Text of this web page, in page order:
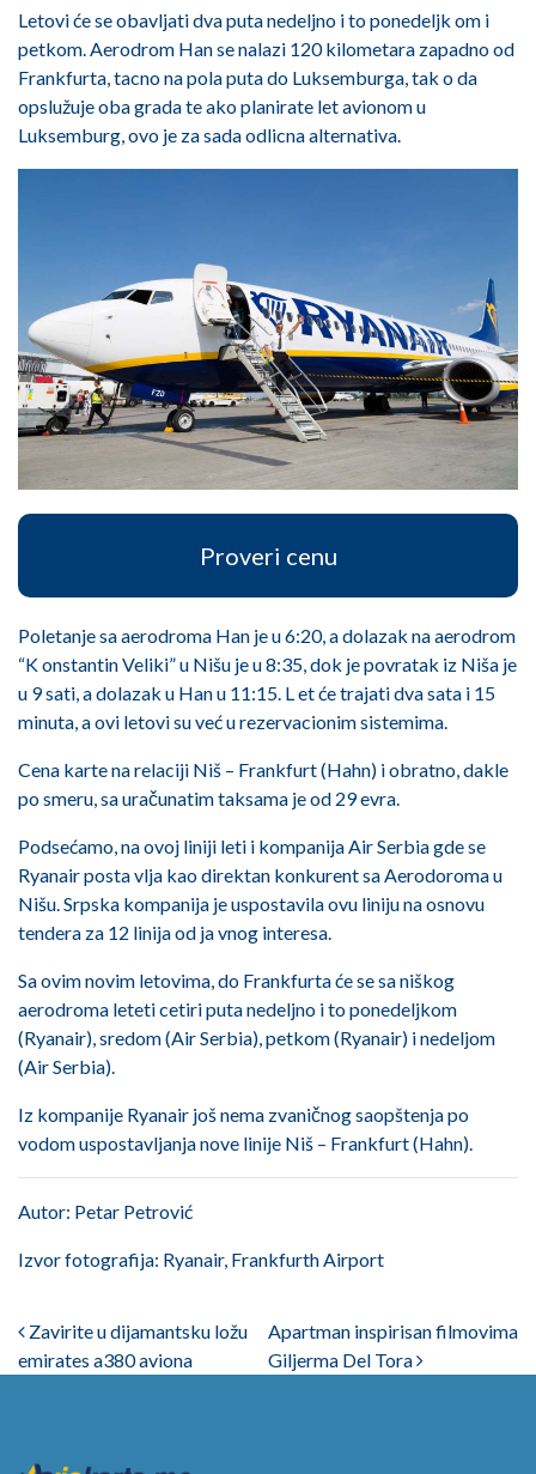
Letovi će se obavljati dva puta nedeljno i to ponedeljk om i
petkom. Aerodrom Han se nalazi 120 kilometara zapadno od
Frankfurta, tacno na pola puta do Luksemburga, tak o da
opslužuje oba grada te ako planirate let avionom u
Luksemburg, ovo je za sada odlicna alternativa.
Proveri cenu
Poletanje sa aerodroma Han je u 6:20, a dolazak na aerodrom
“K onstantin Veliki” u Nišu je u 8:35, dok je povratak iz Niša je
u 9 sati, a dolazak u Han u 11:15. L et će trajati dva sata i 15
minuta, a ovi letovi su već u rezervacionim sistemima.
Cena karte na relaciji Niš – Frankfurt (Hahn) i obratno, dakle
po smeru, sa uračunatim taksama je od 29 evra.
Podsećamo, na ovoj liniji leti i kompanija Air Serbia gde se
Ryanair posta vlja kao direktan konkurent sa Aerodoroma u
Nišu. Srpska kompanija je uspostavila ovu liniju na osnovu
tendera za 12 linija od ja vnog interesa.
Sa ovim novim letovima, do Frankfurta će se sa niškog
aerodroma leteti cetiri puta nedeljno i to ponedeljkom
(Ryanair), sredom (Air Serbia), petkom (Ryanair) i nedeljom
(Air Serbia).
Iz kompanije Ryanair još nema zvaničnog saopštenja po
vodom uspostavljanja nove linije Niš – Frankfurt (Hahn).
Autor: Petar Petrović
Izvor fotografija: Ryanair, Frankfurth Airport
Post navigation
Zavirite u dijamantsku ložu
emirates a380 aviona
Apartman inspirisan filmovima
Giljerma Del Tora